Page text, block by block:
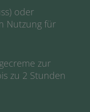
oder
Nutzung für
zur
zu 2 Stunden